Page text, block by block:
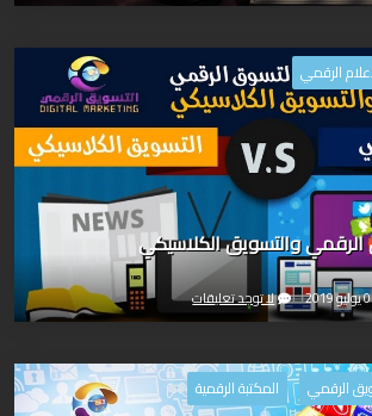
الرقمي
الرقمي والتسويق الكلاسيكي
لا توجد تعليقات
الرقمي المكتبة الرقمية